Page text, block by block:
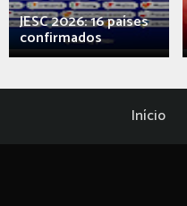
JESC 2026: 16 países
confirmados
Início